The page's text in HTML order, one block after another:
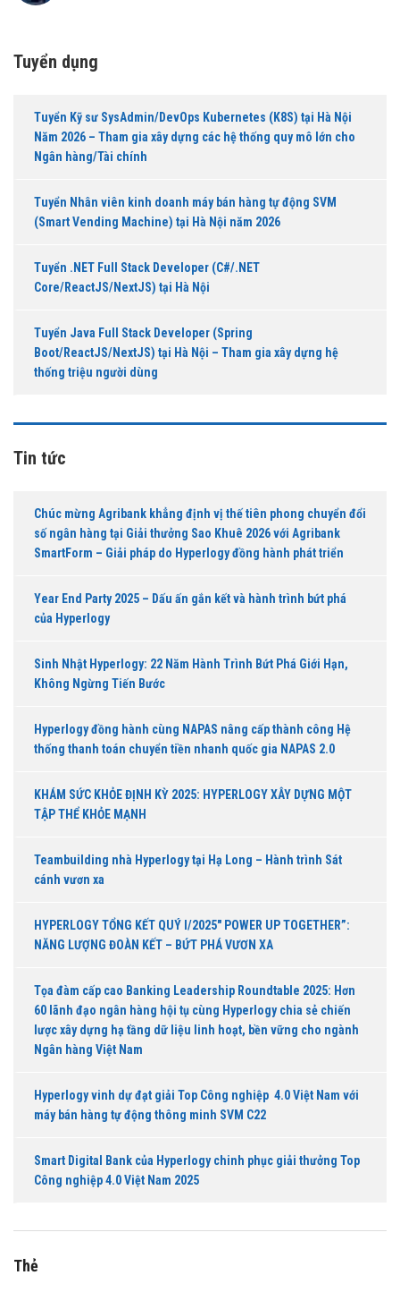
Tuyển dụng
Tuyển Kỹ sư SysAdmin/DevOps Kubernetes (K8S) tại Hà Nội
Năm 2026 – Tham gia xây dựng các hệ thống quy mô lớn cho
Ngân hàng/Tài chính
Tuyển Nhân viên kinh doanh máy bán hàng tự động SVM
(Smart Vending Machine) tại Hà Nội năm 2026
Tuyển .NET Full Stack Developer (C#/.NET
Core/ReactJS/NextJS) tại Hà Nội
Tuyển Java Full Stack Developer (Spring
Boot/ReactJS/NextJS) tại Hà Nội – Tham gia xây dựng hệ
thống triệu người dùng
Tin tức
Chúc mừng Agribank khẳng định vị thế tiên phong chuyển đổi
số ngân hàng tại Giải thưởng Sao Khuê 2026 với Agribank
SmartForm – Giải pháp do Hyperlogy đồng hành phát triển
Year End Party 2025 – Dấu ấn gắn kết và hành trình bứt phá
của Hyperlogy
Sinh Nhật Hyperlogy: 22 Năm Hành Trình Bứt Phá Giới Hạn,
Không Ngừng Tiến Bước
Hyperlogy đồng hành cùng NAPAS nâng cấp thành công Hệ
thống thanh toán chuyển tiền nhanh quốc gia NAPAS 2.0
KHÁM SỨC KHỎE ĐỊNH KỲ 2025: HYPERLOGY XÂY DỰNG MỘT
TẬP THỂ KHỎE MẠNH
Teambuilding nhà Hyperlogy tại Hạ Long – Hành trình Sát
cánh vươn xa
HYPERLOGY TỔNG KẾT QUÝ I/2025″ POWER UP TOGETHER”:
NĂNG LƯỢNG ĐOÀN KẾT – BỨT PHÁ VƯƠN XA
Tọa đàm cấp cao Banking Leadership Roundtable 2025: Hơn
60 lãnh đạo ngân hàng hội tụ cùng Hyperlogy chia sẻ chiến
lược xây dựng hạ tầng dữ liệu linh hoạt, bền vững cho ngành
Ngân hàng Việt Nam
Hyperlogy vinh dự đạt giải Top Công nghiệp 4.0 Việt Nam với
máy bán hàng tự động thông minh SVM C22
Smart Digital Bank của Hyperlogy chinh phục giải thưởng Top
Công nghiệp 4.0 Việt Nam 2025
Thẻ